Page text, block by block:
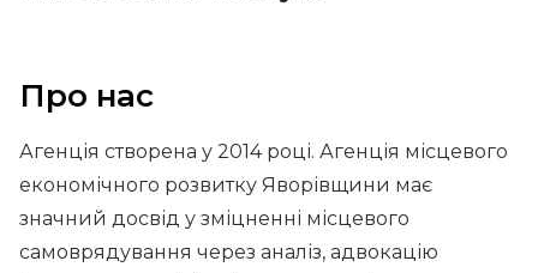
Про нас
Агенція створена у 2014 році. Агенція місцевого
економічного розвитку Яворівщини має
значний досвід у зміцненні місцевого
самоврядування через аналіз, адвокацію